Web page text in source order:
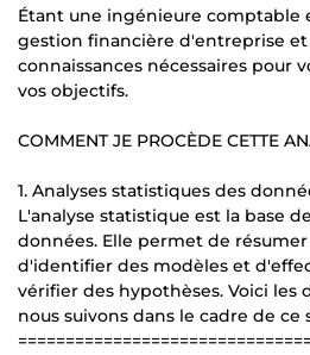
Étant une ingénieure comptable
gestion financière d'entreprise
connaissances nécessaires pour
vos objectifs.
COMMENT JE PROCÈDE CETTE
1. Analyses statistiques des
L'analyse statistique est la base
données. Elle permet de
d'identifier des modèles et
vérifier des hypothèses. Voici les
nous suivons dans le cadre de ce